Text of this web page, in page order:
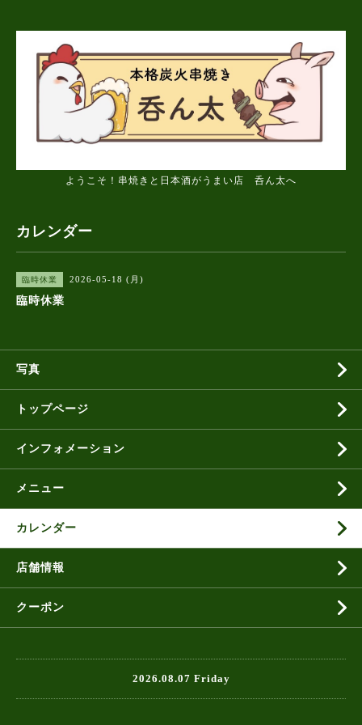
ようこそ！串焼きと日本酒がうまい店 呑ん太へ
カレンダー
臨時休業 2026-05-18 (月)
臨時休業
写真
トップページ
インフォメーション
メニュー
カレンダー
店舗情報
クーポン
2026.08.07 Friday